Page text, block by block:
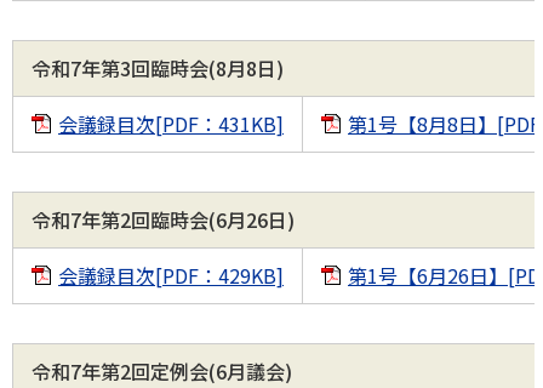
令和7年第3回臨時会(8月8日)
会議録目次[PDF：431KB]
第1号【8月8日】
令和7年第2回臨時会(6月26日)
会議録目次[PDF：429KB]
第1号【6月26日】
令和7年第2回定例会(6月議会)